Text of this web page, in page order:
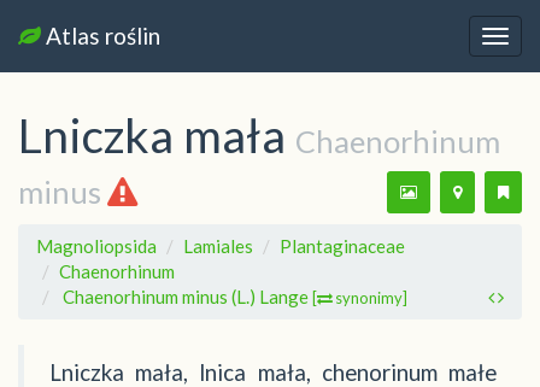
Atlas roślin
Lniczka mała Chaenorhinum
minus
Magnoliopsida Lamiales
Plantaginaceae
Chaenorhinum
Chaenorhinum minus (L.) Lange[ synonimy]
Lniczka mała, lnica mała, chenorinum małe